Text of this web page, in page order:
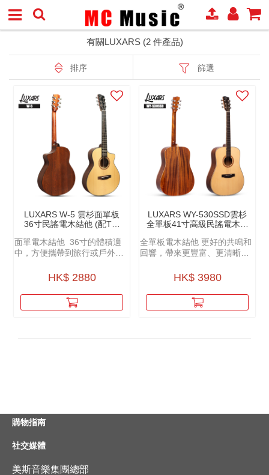
有關LUXARS (2 件產品)
排序 篩選
LUXARS W-5 雲杉面單板
36寸民謠電木結他 (配TE-
面單電木結他 36寸的體積適
中，方便攜帶到旅行或戶外演
HK$ 2880
LUXARS WY-530SSD雲杉
全單板41寸高級民謠電木結
全單板電木結他 更好的共鳴和
回響，帶來更豐富、更清晰的
HK$ 3980
購物指南
社交媒體
美斯音樂集團總部